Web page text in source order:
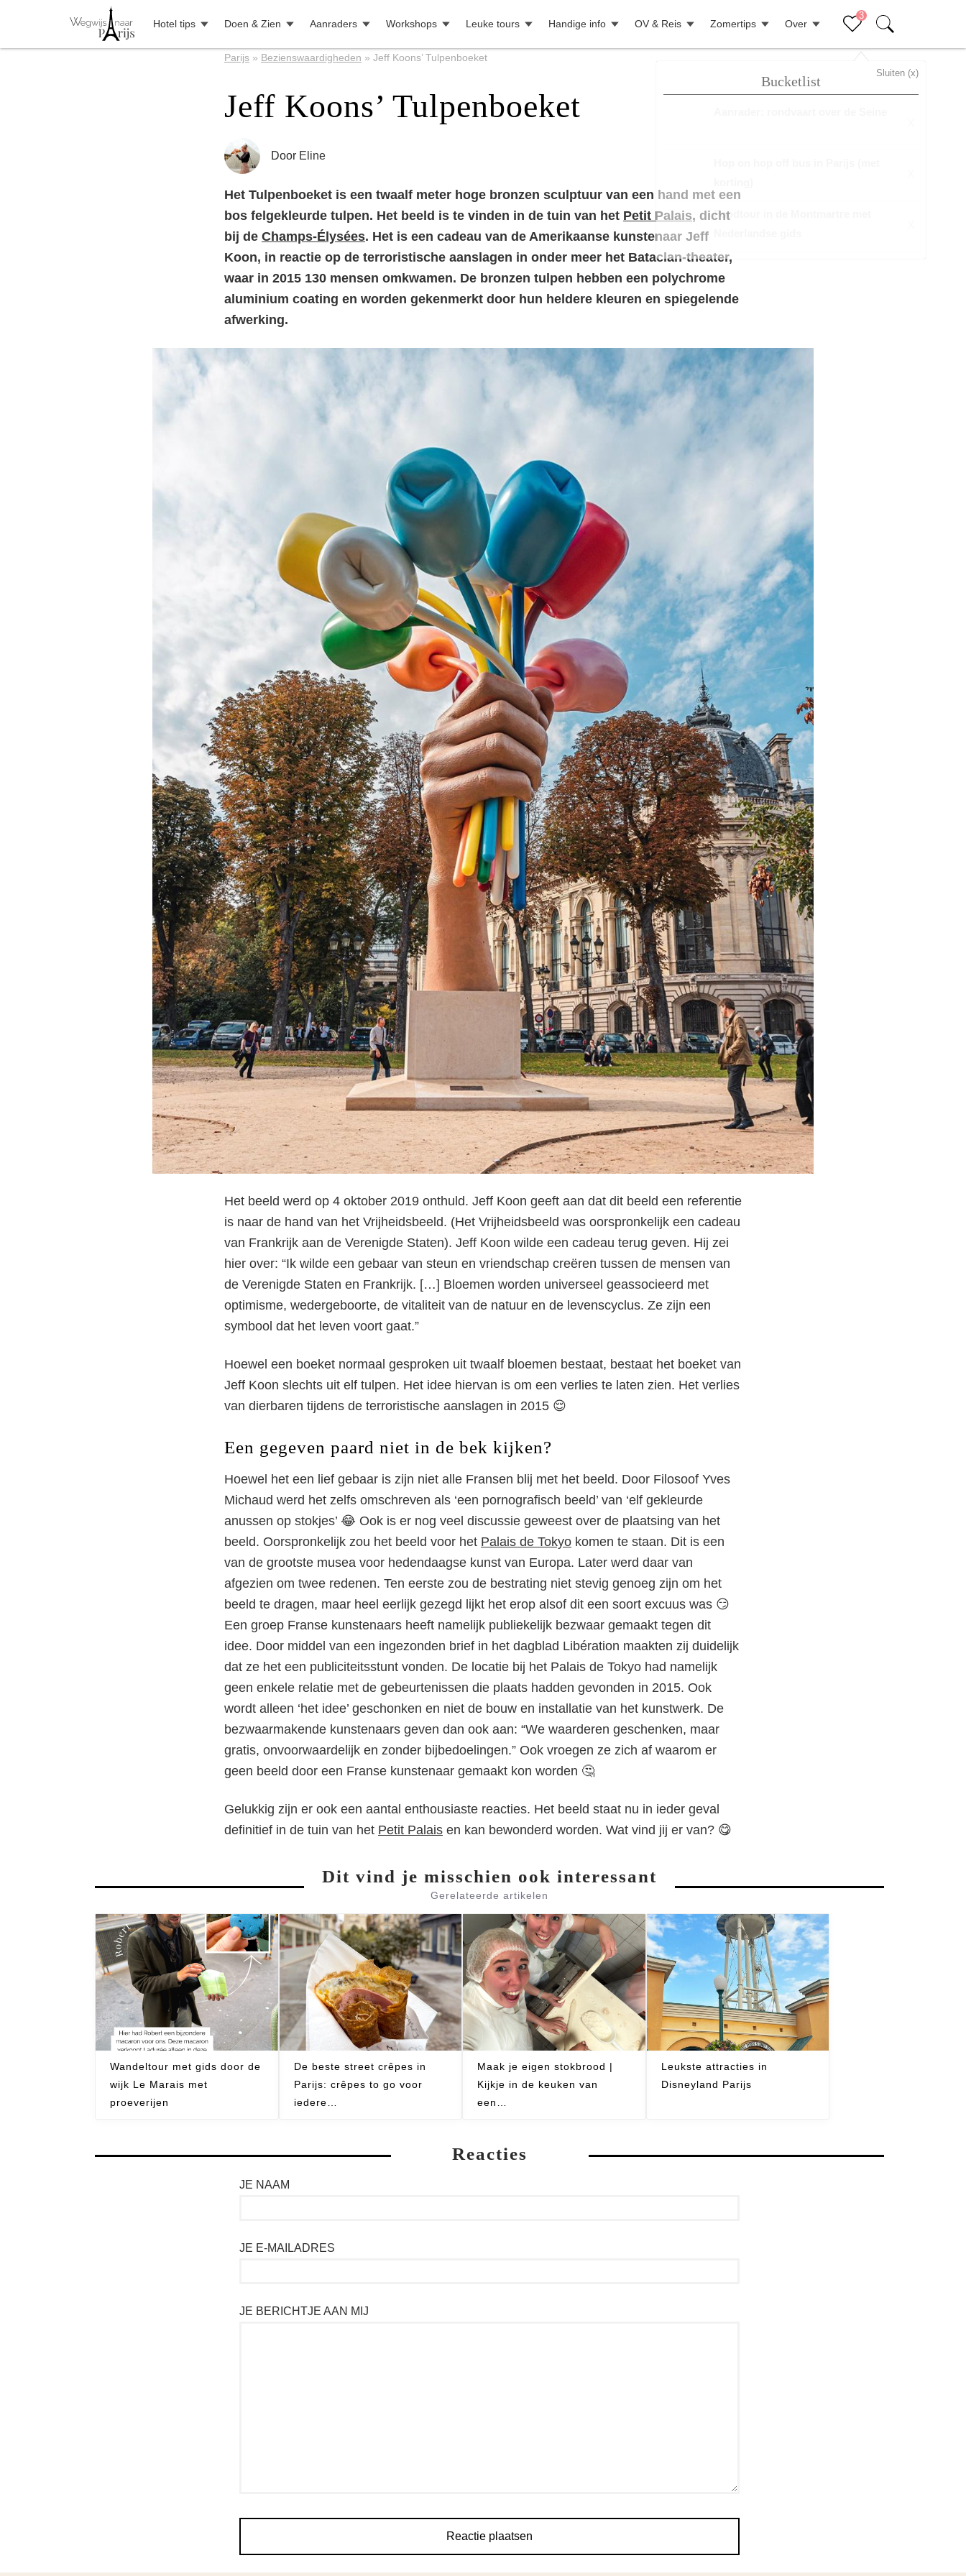
Jeff Koons’ Tulpenboeket
3
Hotel tips Doen & Zien Aanraders Workshops Leuke tours Handige info OV & Reis Zomertips Over
Bucketlist
Sluiten (x)
Foodtour in de Montmartre met
Parijs » Bezienswaardigheden » Jeff Koons’ Tulpenboeket
Jeff Koons’ Tulpenboeket
Door Eline
Het Tulpenboeket is een twaalf meter hoge bronzen sculptuur van een hand met een
bos felgekleurde tulpen. Het beeld is te vinden in de tuin van het Petit Palais, dicht
bij de Champs-Élysées. Het is een cadeau van de Amerikaanse kunstenaar Jeff
Koon, in reactie op de terroristische aanslagen in onder meer het Bataclan-theater,
waar in 2015 130 mensen omkwamen. De bronzen tulpen hebben een polychrome
aluminium coating en worden gekenmerkt door hun heldere kleuren en spiegelende
afwerking.
Het beeld werd op 4 oktober 2019 onthuld. Jeff Koon geeft aan dat dit beeld een referentie
is naar de hand van het Vrijheidsbeeld. (Het Vrijheidsbeeld was oorspronkelijk een cadeau
van Frankrijk aan de Verenigde Staten). Jeff Koon wilde een cadeau terug geven. Hij zei
hier over: “Ik wilde een gebaar van steun en vriendschap creëren tussen de mensen van
de Verenigde Staten en Frankrijk. […] Bloemen worden universeel geassocieerd met
optimisme, wedergeboorte, de vitaliteit van de natuur en de levenscyclus. Ze zijn een
symbool dat het leven voort gaat.”
Hoewel een boeket normaal gesproken uit twaalf bloemen bestaat, bestaat het boeket van
Jeff Koon slechts uit elf tulpen. Het idee hiervan is om een verlies te laten zien. Het verlies
van dierbaren tijdens de terroristische aanslagen in 2015 😌
Een gegeven paard niet in de bek kijken?
Hoewel het een lief gebaar is zijn niet alle Fransen blij met het beeld. Door Filosoof Yves
Michaud werd het zelfs omschreven als ‘een pornografisch beeld’ van ‘elf gekleurde
anussen op stokjes’ 😂 Ook is er nog veel discussie geweest over de plaatsing van het
beeld. Oorspronkelijk zou het beeld voor het Palais de Tokyo komen te staan. Dit is een
van de grootste musea voor hedendaagse kunst van Europa. Later werd daar van
afgezien om twee redenen. Ten eerste zou de bestrating niet stevig genoeg zijn om het
beeld te dragen, maar heel eerlijk gezegd lijkt het erop alsof dit een soort excuus was 😏
Een groep Franse kunstenaars heeft namelijk publiekelijk bezwaar gemaakt tegen dit
idee. Door middel van een ingezonden brief in het dagblad Libération maakten zij duidelijk
dat ze het een publiciteitsstunt vonden. De locatie bij het Palais de Tokyo had namelijk
geen enkele relatie met de gebeurtenissen die plaats hadden gevonden in 2015. Ook
wordt alleen ‘het idee’ geschonken en niet de bouw en installatie van het kunstwerk. De
bezwaarmakende kunstenaars geven dan ook aan: “We waarderen geschenken, maar
gratis, onvoorwaardelijk en zonder bijbedoelingen.” Ook vroegen ze zich af waarom er
geen beeld door een Franse kunstenaar gemaakt kon worden 🤔
Gelukkig zijn er ook een aantal enthousiaste reacties. Het beeld staat nu in ieder geval
definitief in de tuin van het Petit Palais en kan bewonderd worden. Wat vind jij er van? 😋
Dit vind je misschien ook interessant
Gerelateerde artikelen
Wandeltour met gids door de
wijk Le Marais met
proeverijen
De beste street crêpes in
Parijs: crêpes to go voor
iedere…
Maak je eigen stokbrood |
Kijkje in de keuken van
een…
Leukste attracties in
Disneyland Parijs
Reacties
JE NAAM
JE E-MAILADRES
JE BERICHTJE AAN MIJ